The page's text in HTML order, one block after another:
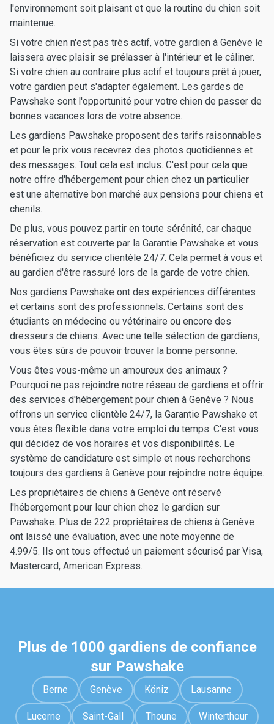
l'environnement soit plaisant et que la routine du chien soit
maintenue.
Si votre chien n'est pas très actif, votre gardien à Genève le
laissera avec plaisir se prélasser à l'intérieur et le câliner.
Si votre chien au contraire plus actif et toujours prêt à jouer,
votre gardien peut s'adapter également. Les gardes de
Pawshake sont l'opportunité pour votre chien de passer de
bonnes vacances lors de votre absence.
Les gardiens Pawshake proposent des tarifs raisonnables
et pour le prix vous recevrez des photos quotidiennes et
des messages. Tout cela est inclus. C'est pour cela que
notre offre d'hébergement pour chien chez un particulier
est une alternative bon marché aux pensions pour chiens et
chenils.
De plus, vous pouvez partir en toute sérénité, car chaque
réservation est couverte par la Garantie Pawshake et vous
bénéficiez du service clientèle 24/7. Cela permet à vous et
au gardien d'être rassuré lors de la garde de votre chien.
Nos gardiens Pawshake ont des expériences différentes
et certains sont des professionnels. Certains sont des
étudiants en médecine ou vétérinaire ou encore des
dresseurs de chiens. Avec une telle sélection de gardiens,
vous êtes sûrs de pouvoir trouver la bonne personne.
Vous êtes vous-même un amoureux des animaux ?
Pourquoi ne pas rejoindre notre réseau de gardiens et offrir
des services d'hébergement pour chien à Genève ? Nous
offrons un service clientèle 24/7, la Garantie Pawshake et
vous êtes flexible dans votre emploi du temps. C'est vous
qui décidez de vos horaires et vos disponibilités. Le
système de candidature est simple et nous recherchons
toujours des gardiens à Genève pour rejoindre notre équipe.
Les propriétaires de chiens à Genève ont réservé
l'hébergement pour leur chien chez le gardien sur
Pawshake. Plus de 222 propriétaires de chiens à Genève
ont laissé une évaluation, avec une note moyenne de
4.99/5. Ils ont tous effectué un paiement sécurisé par Visa,
Mastercard, American Express.
Plus de 1000 gardiens de confiance
sur Pawshake
Berne Genève Köniz Lausanne
Lucerne Saint-Gall Thoune Winterthour